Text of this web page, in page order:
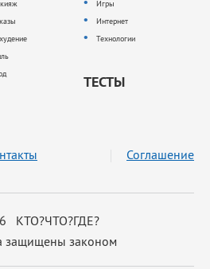
Игры
Интернет
Технологии
ТЕСТЫ
КТО?ЧТО?ГДЕ?
защищены законом
Соглашение